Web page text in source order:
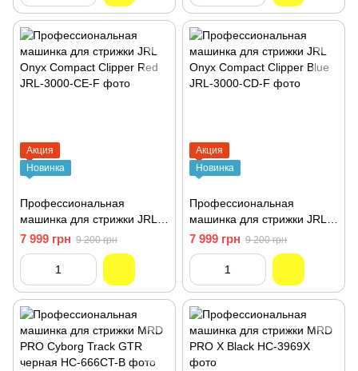
Акция
Новинка
Профессиональная
машинка для стрижки JRL
Onyx Compact Clipper Red
JRL-3000-CE-F
7 999 грн 9 200 грн
Акция
Новинка
Профессиональная
машинка для стрижки JRL
Onyx Compact Clipper Blue
JRL-3000-CD-F
7 999 грн 9 200 грн